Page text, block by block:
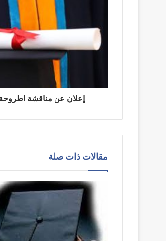
إعلان عن مناقشة اطروحة
مقالات ذات صلة